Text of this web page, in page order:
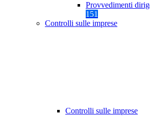
Provvedimenti
151
Controlli sulle imprese
Controlli sulle imprese